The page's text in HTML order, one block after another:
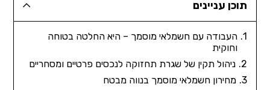
תוכן עניינים
העבודה עם חשמלאי מוסמך – היא החלטה בטוחה
וחוקית
ניהול תקין של שגרת תחזוקה לנכסים פרטיים ומסחריים
מחירון חשמלאי מוסמך בנווה מבטח